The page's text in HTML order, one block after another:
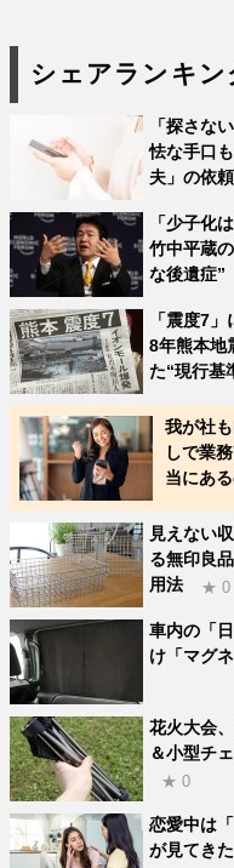
シェアランキン
「探さな
怯な手口
夫」の依
「少子化
竹中平蔵
な後遺症”
「震度7
8年熊本地
た“現行基
我が社
しで業
当にあ
見えない
る無印良
用法
★ 0
車内の「
け「マグ
花火大会
＆小型チ
★ 0
恋愛中は
が見てき